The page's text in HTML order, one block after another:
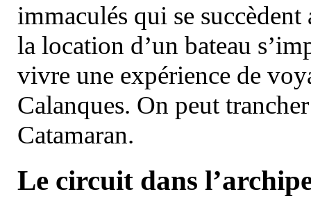
immaculés qui se
la location d’un bateau
vivre une expérience de
Calanques. On peut
Catamaran.
Le circuit dans